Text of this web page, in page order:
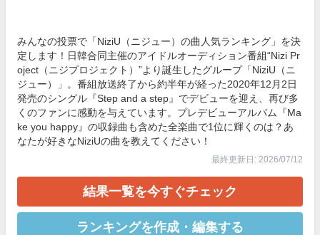
みんなの投票で「NiziU（ニジュー）の曲人気ランキング」を決
定します！日韓合同主催のアイドルオーディション番組“Nizi Pr
oject（ニジプロジェクト）”より誕生したグループ「NiziU（ニ
ジュー）」。番組放送終了から約半年が経った2020年12月2日
発売のシングル『Step and a step』でデビューを迎え、再び多
くのファンに感動を与えています。プレデビューアルバム『Ma
ke you happy』の収録曲も含めた全楽曲で1位に輝くのは？あ
なたが好きなNiziUの曲を教えてください！
最終更新日: 2026/07/12
結果一覧を今すぐチェック
ランキングを作成・編集する